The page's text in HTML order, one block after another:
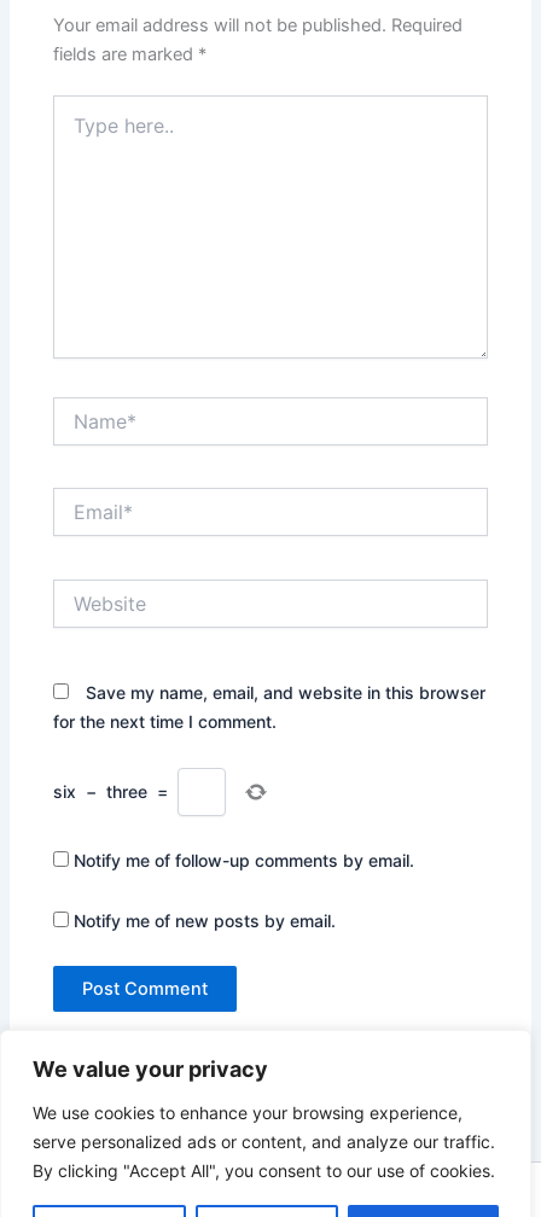
We value your privacy
We use cookies to enhance your browsing experience,
serve personalized ads or content, and analyze our traffic.
By clicking "Accept All", you consent to our use of cookies.
Your email address will not be published. Required
fields are marked *
here..
Save my name, email, and website in this browser
for the next time I comment.
six − three =
Notify me of follow-up comments by email.
Notify me of new posts by email.
Copyright © 2026 Not Only Hollywood | Powered byAstra